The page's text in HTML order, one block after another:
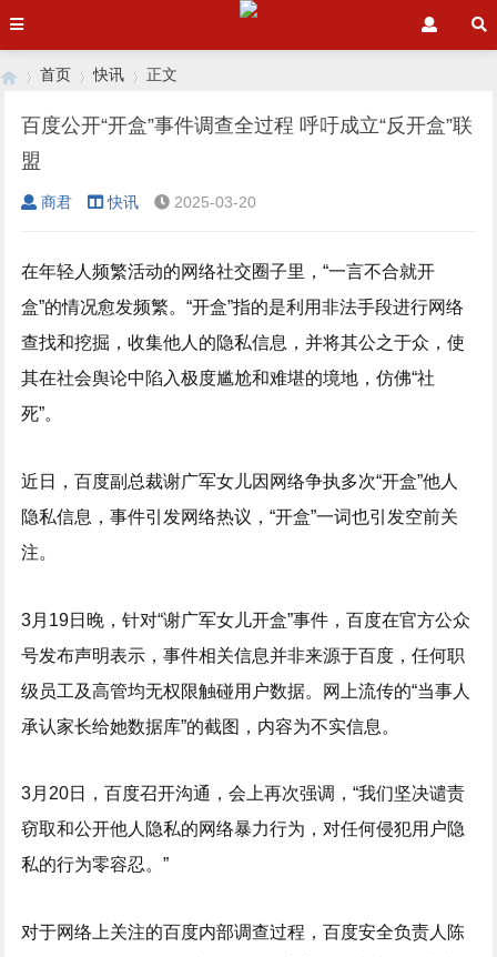
›
首页 快讯 正文
百度公开“开盒”事件调查全过程 呼吁成立“反开盒”联
盟
商君 快讯 2025-03-20
在年轻人频繁活动的网络社交圈子里，“一言不合就开
盒”的情况愈发频繁。“开盒”指的是利用非法手段进行网络
查找和挖掘，收集他人的隐私信息，并将其公之于众，使
其在社会舆论中陷入极度尴尬和难堪的境地，仿佛“社
死”。
近日，百度副总裁谢广军女儿因网络争执多次“开盒”他人
隐私信息，事件引发网络热议，“开盒”一词也引发空前关
注。
3月19日晚，针对“谢广军女儿开盒”事件，百度在官方公众
号发布声明表示，事件相关信息并非来源于百度，任何职
级员工及高管均无权限触碰用户数据。网上流传的“当事人
承认家长给她数据库”的截图，内容为不实信息。
3月20日，百度召开沟通，会上再次强调，“我们坚决谴责
窃取和公开他人隐私的网络暴力行为，对任何侵犯用户隐
私的行为零容忍。”
对于网络上关注的百度内部调查过程，百度安全负责人陈